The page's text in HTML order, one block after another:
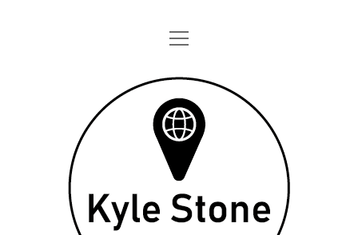
STARTSEITE
ONE DAY IN
TAGEBÜCHER
ÜBER MICH
DATENSCHUTZ
twitterinstagram
Menü
öffnen
Kyle
Stone